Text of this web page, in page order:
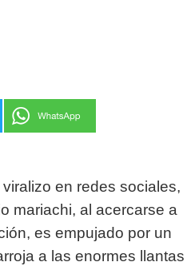
en redes sociales,
mariachi, al acercarse a
es empujado por un
a las enormes llantas